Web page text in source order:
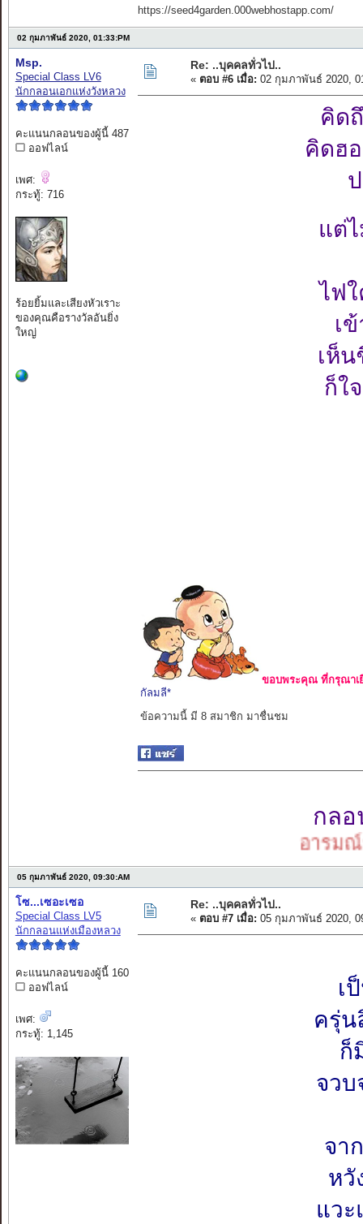
https://seed4garden.000webhostapp.com/
02 กุมภาพันธ์ 2020, 01:33:PM
Msp.
Special Class LV6
นักกลอนเอกแห่งวังหลวง
คะแนนกลอนของผู้นี้ 487
ออฟไลน์
เพศ:
กระทู้: 716
ร้อยยิ้มและเสียงหัวเราะ
ของคุณคือรางวัลอันยิ่ง
ใหญ่
Re: ..บุคคลทั่วไป..
« ตอบ #6 เมื่อ: 02 กุมภาพันธ์ 2020,
คิด
คิดฮ
แต่
ไฟ
เ
เห็
ก็ใ
ขอบพระคุณ ที่กรุณาเ
กัลมลี*
ข้อความนี้ มี 8 สมาชิก มาชื่นชม
กลอ
อารมณ์กลอน
05 กุมภาพันธ์ 2020, 09:30:AM
โซ...เซอะเซอ
Special Class LV5
นักกลอนแห่งเมืองหลวง
คะแนนกลอนของผู้นี้ 160
ออฟไลน์
เพศ:
กระทู้: 1,145
Re: ..บุคคลทั่วไป..
« ตอบ #7 เมื่อ: 05 กุมภาพันธ์ 2020,
เ
ครุ่น
ก็
จวบ
จา
หวั
แว